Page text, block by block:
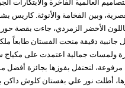
العالمية الفاخرة والابتكارات
وبين الفخامة والأنوثة. كاريس
باللون الأخضر الزمردي، جاءت بقصة
جانبية دقيقة منحت الفستان طابعاً
ولمسات جمالية اعتمدت على
لتحتفل بفوزها بجائزة أفضل
أطلت نور علي بفستان كلوش داكن